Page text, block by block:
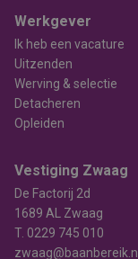
Werkgever
Ik heb een vacature
Uitzenden
Werving & selectie
Detacheren
Opleiden
Vestiging Zwaag
De Factorij 2d
1689 AL Zwaag
T. 0229 745 010
zwaag@baanbereik.nl